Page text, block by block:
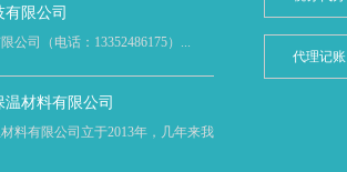
限公司
公司（电话：13352486175）...
材料有限公司
料有限公司立于2013年，几年来我
代理记账